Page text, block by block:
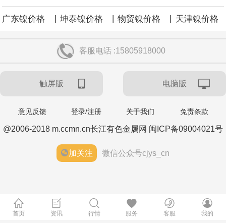
广东镍价格 | 坤泰镍价格 | 物贸镍价格 | 天津镍价格
客服电话 :15805918000
触屏版 电脑版
意见反馈 登录/注册 关于我们 免责条款
@2006-2018 m.ccmn.cn长江有色金属网 闽ICP备09004021号
加关注 微信公众号cjys_cn
首页 资讯 行情 服务 客服 我的